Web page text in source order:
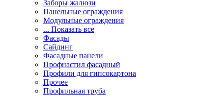
Заборы жалюзи
Панельные ограждения
Модульные ограждения
... Показать все
Фасады
Сайдинг
Фасадные панели
Профнастил фасадный
Профили для гипсокартона
Прочее
Профильная труба